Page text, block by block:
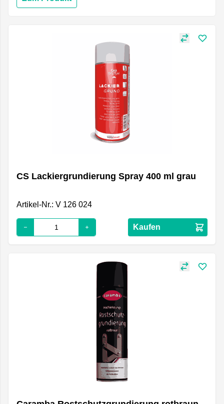
CS Lackiergrundierung Spray 400 ml grau
Artikel-Nr.: V 126 024
Kaufen